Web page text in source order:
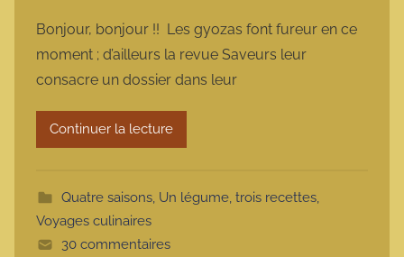
r
m
a
r
t
Bonjour, bonjour !! Les gyozas font fureur en ce
moment ; d’ailleurs la revue Saveurs leur
consacre un dossier dans leur
Continuer la lecture
Quatre saisons, Un légume, trois recettes,
Voyages culinaires
30 commentaires